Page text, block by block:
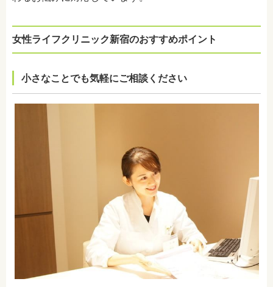
女性ライフクリニック新宿のおすすめポイント
小さなことでも気軽にご相談ください